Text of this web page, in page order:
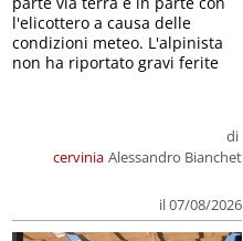
cervinia
di
Alessandro Bianchet
il 07/08/2026
l'elicottero a causa delle
condizioni meteo. L'alpinista
non ha riportato gravi ferite